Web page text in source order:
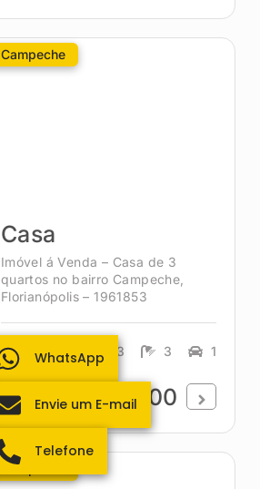
Campeche
Casa
Imóvel á Venda – Casa de 3
quartos no bairro Campeche,
Florianópolis – 1961853
118.87m² 3 3 1
R$1.250.000,00
Campeche
WhatsApp
Envie um E-mail
Telefone